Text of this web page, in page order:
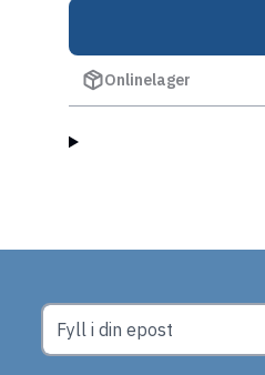
Onlinelager